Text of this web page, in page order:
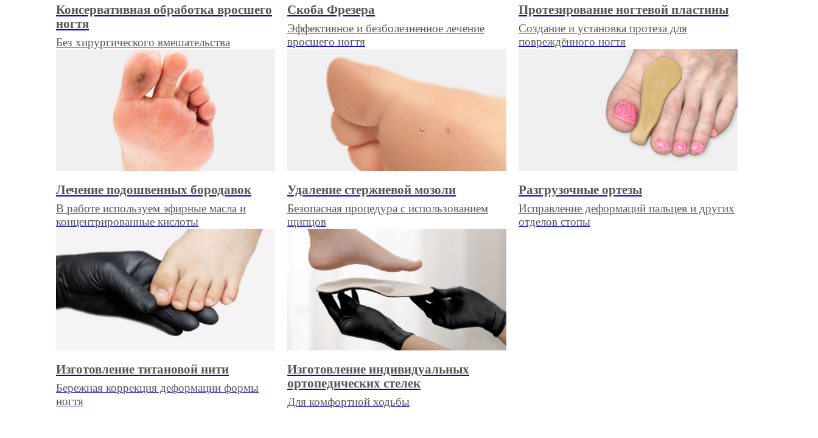
Консервативная обработка вросшего
ногтя
Без хирургического вмешательства
Скоба Фрезера
Эффективное и безболезненное лечение
вросшего ногтя
Протезирование ногтевой пластины
Создание и установка протеза для
повреждённого ногтя
Лечение подошвенных бородавок
В работе используем эфирные масла и
концентрированные кислоты
Удаление стержневой мозоли
Безопасная процедура с использованием
щипцов
Разгрузочные ортезы
Исправление деформаций пальцев и других
отделов стопы
Изготовление титановой нити
Бережная коррекция деформации формы
ногтя
Изготовление индивидуальных
ортопедических стелек
Для комфортной ходьбы